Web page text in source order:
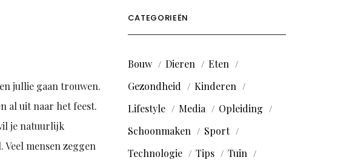
jullie gaan trouwen.
al uit naar het feest.
je natuurlijk
mensen zeggen
CATEGORIEËN
Bouw Dieren
Eten
Gezondheid
Kinderen
Lifestyle
Media
Opleiding
Schoonmaken
Sport
Technologie
Tips
Tuin